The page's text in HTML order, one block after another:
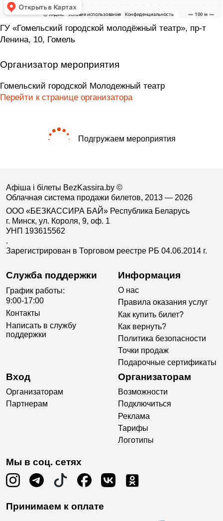
ГУ «Гомельский городской молодёжный театр», пр-т
Ленина, 10, Гомель
Организатор мероприятия
Гомельский городской Молодежный театр
Перейти к странице организатора
Подгружаем мероприятия
Афіша і білеты BezKassira.by ©
Облачная система продажи билетов, 2013 — 2026
ООО «БЕЗКАССИРА БАЙ» Республика Беларусь
г. Минск, ул. Короля, 9, оф. 1
УНП 193615562
.
Зарегистрирован в Торговом реестре РБ 04.06.2014 г.
Служба поддержки
График работы:
9:00-17:00
Контакты
Написать в службу
поддержки
Информация
О нас
Правила оказания услуг
Как купить билет?
Как вернуть?
Политика безопасности
Точки продаж
Подарочные сертификаты
Вход
Организаторам
Партнерам
Организаторам
Возможности
Подключиться
Реклама
Тарифы
Логотипы
Мы в соц. сетях
Принимаем к оплате